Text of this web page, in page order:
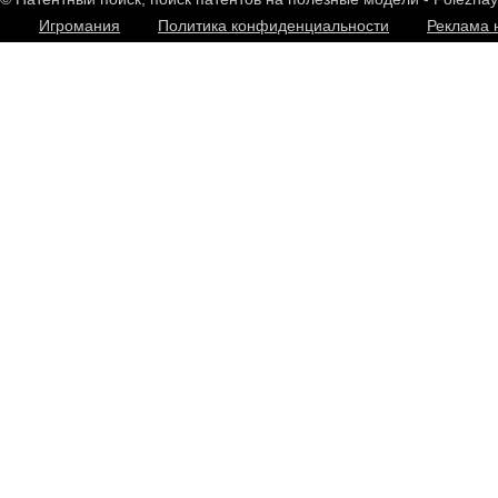
Игромания
Политика конфиденциальности Реклама